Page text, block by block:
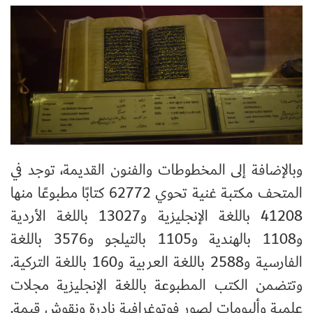
وبالإضافة إلى المخطوطات والفنون القديمة، توجد في
المتحف مكتبة غنية تحوي 62772 كتابًا مطبوعًا منها
41208 باللغة الإنجليزية و13027 باللغة الأردية
و1108 بالهندية و1105 بالتيلجو و3576 باللغة
الفارسية و2588 باللغة العربية و160 باللغة التركية.
وتتضمن الكتب المطبوعة باللغة الإنجليزية مجلات